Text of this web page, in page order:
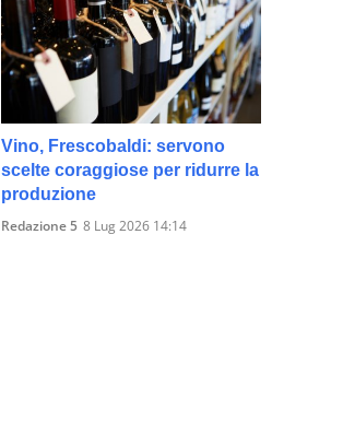
Vino, Frescobaldi: servono
scelte coraggiose per ridurre la
produzione
Redazione 5 8 Lug 2026 14:14